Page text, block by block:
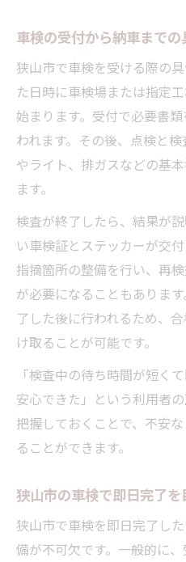
車検の受付から納車まで
狭山市で車検を受ける際の
た日時に車検場または指定
始まります。受付で必要書
われます。その後、点検と
やライト、排ガスなどの基
ます。
検査が終了したら、結果が
い車検証とステッカーが交
指摘箇所の整備を行い、再
が必要になることもありま
了した後に行われるため、
け取ることが可能です。
「検査中の待ち時間が短く
安心できた」という利用者
把握しておくことで、不安
ることができます。
狭山市の車検で即日完了を
狭山市で車検を即日完了し
備が不可欠です。一般的に